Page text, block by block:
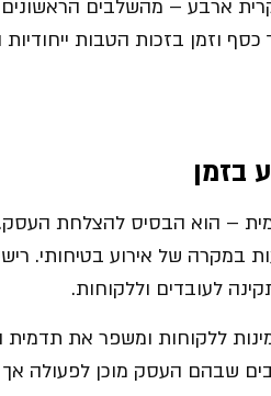
ארבע – מהשלבים הראשונים
וזמן בזכות הטבות ייחודיות
בזמן
– הוא הבסיס להצלחת העסק.
במקרה של אירוע בטיחותי.
לעובדים וללקוחות.
ללקוחות ומשפר את תדמית
שבהם העסק מוכן לפעולה אך